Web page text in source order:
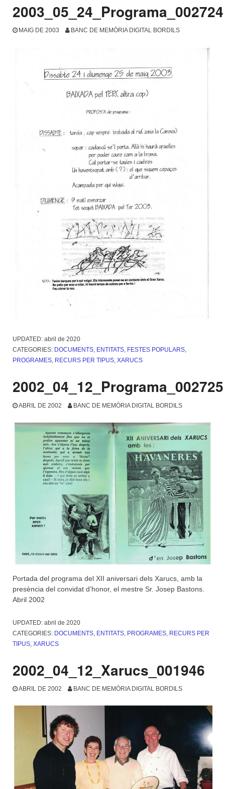
2003_05_24_Programa_002724
MAIG DE 2003 BANC DE MEMÒRIA DIGITAL BORDILS
UPDATED: abril de 2020
CATEGORIES: DOCUMENTS, ENTITATS, FESTES POPULARS,
PROGRAMES, RECURS PER TIPUS, XARUCS
2002_04_12_Programa_002725
ABRIL DE 2002 BANC DE MEMÒRIA DIGITAL BORDILS
Portada del programa del XII aniversari dels Xarucs, amb la
presència del convidat d’honor, el mestre Sr. Josep Bastons.
Abril 2002
UPDATED: abril de 2020
CATEGORIES: DOCUMENTS ENTITATS PROGRAMES RECURS PER
TIPUS XARUCS
2002_04_12_Xarucs_001946
ABRIL DE 2002 BANC DE MEMÒRIA DIGITAL BORDILS